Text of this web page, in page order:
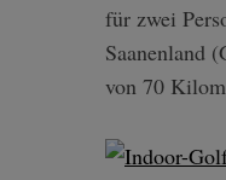
für zwei
Saanenland
von 70